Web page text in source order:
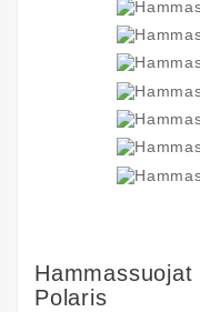
Hammassuojat
Polaris